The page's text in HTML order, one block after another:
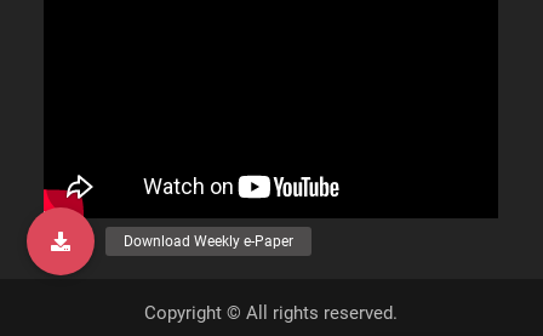
Copyright © All rights reserved.